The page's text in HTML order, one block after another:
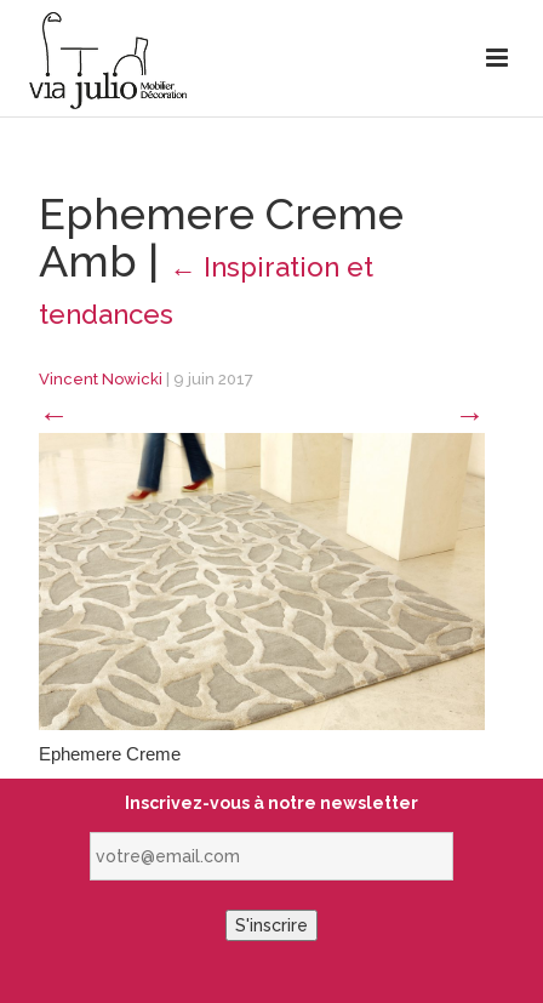
Ephemere Creme
Amb | ← Inspiration et
tendances
Vincent Nowicki 9 juin 2017
← →
Ephemere Creme
Inscrivez-vous à notre newsletter
S'inscrire